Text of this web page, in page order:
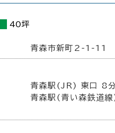
40坪
青森市新町2-1-11
青森駅(JR) 東口 8
青森駅(青い森鉄道